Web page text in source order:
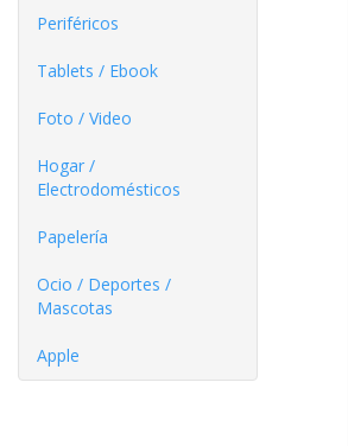
Periféricos
Tablets / Ebook
Foto / Video
Hogar /
Electrodomésticos
Papelería
Ocio / Deportes /
Mascotas
Apple